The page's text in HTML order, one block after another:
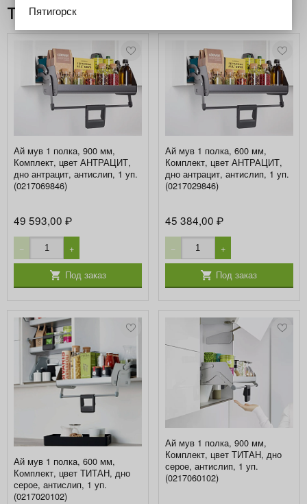
Товары из этой категории
Ай мув 1 полка, 900 мм,
Комплект, цвет АНТРАЦИТ,
дно антрацит, антислип, 1 уп.
(0217069846)
49 593,00₽
− +
Под заказ
Ай мув 1 полка, 600 мм,
Комплект, цвет АНТРАЦИТ,
дно антрацит, антислип, 1 уп.
(0217029846)
45 384,00 ₽
− +
Под заказ
Ай мув 1 полка, 600 мм,
Комплект, цвет ТИТАН, дно
серое, антислип, 1 уп.
(0217020102)
Ай мув 1 полка, 900 мм,
Комплект, цвет ТИТАН, дно
серое, антислип, 1 уп.
(0217060102)
Пятигорск